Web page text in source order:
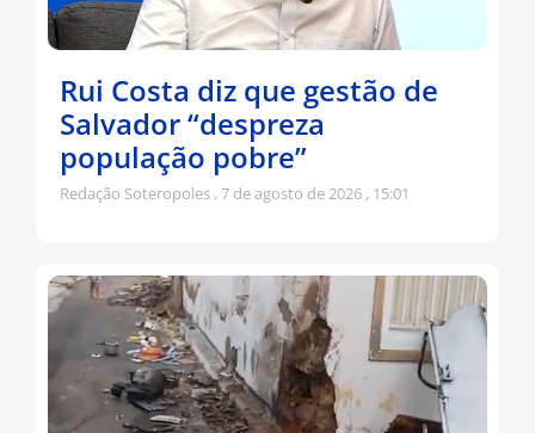
Rui Costa diz que gestão de
Salvador “despreza
população pobre”
Redação Soteropoles 7 de agosto de 2026 15:01